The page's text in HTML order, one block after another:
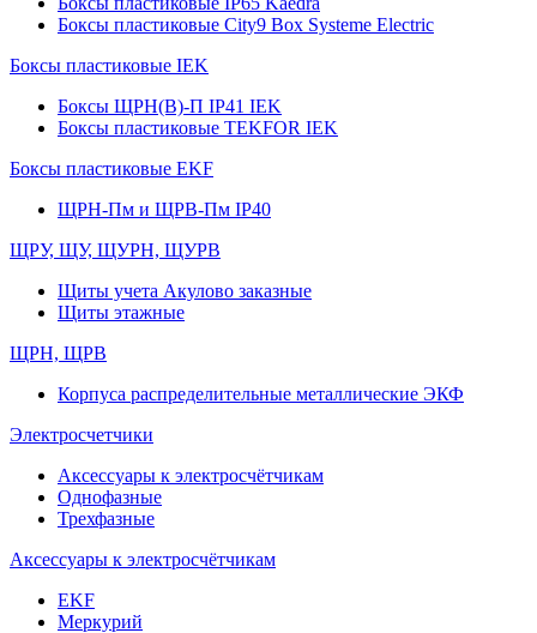
Боксы пластиковые City9 Box Systeme Electric
Боксы пластиковые IEK
Боксы ЩРН(В)-П IP41 IEK
Боксы пластиковые TEKFOR IEK
Боксы пластиковые EKF
ЩРН-Пм и ЩРВ-Пм IP40
ЩРУ, ЩУ, ЩУРН, ЩУРВ
Щиты учета Акулово заказные
Щиты этажные
ЩРН, ЩРВ
Корпуса распределительные металлические ЭКФ
Электросчетчики
Аксессуары к электросчётчикам
Однофазные
Трехфазные
Аксессуары к электросчётчикам
EKF
Меркурий